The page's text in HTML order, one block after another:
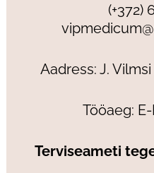
(+372)
Aadress: J.
Tööaeg:
Terviseameti